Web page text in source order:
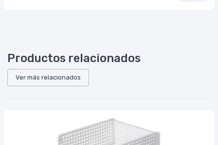
Productos relacionados
Ver más relacionados